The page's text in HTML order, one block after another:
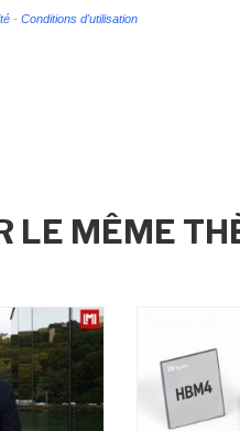
- Conditions d'utilisation
LE MÊME